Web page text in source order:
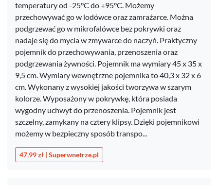
temperatury od -25°C do +95°C. Możemy
przechowywać go w lodówce oraz zamrażarce. Można
podgrzewać go w mikrofalówce bez pokrywki oraz
nadaje się do mycia w zmywarce do naczyń. Praktyczny
pojemnik do przechowywania, przenoszenia oraz
podgrzewania żywności. Pojemnik ma wymiary 45 x 35 x
9,5 cm. Wymiary wewnętrzne pojemnika to 40,3 x 32 x 6
cm. Wykonany z wysokiej jakości tworzywa w szarym
kolorze. Wyposażony w pokrywkę, która posiada
wygodny uchwyt do przenoszenia. Pojemnik jest
szczelny, zamykany na cztery klipsy. Dzięki pojemnikowi
możemy w bezpieczny sposób transpo...
47,99 zł | Superwnetrze.pl